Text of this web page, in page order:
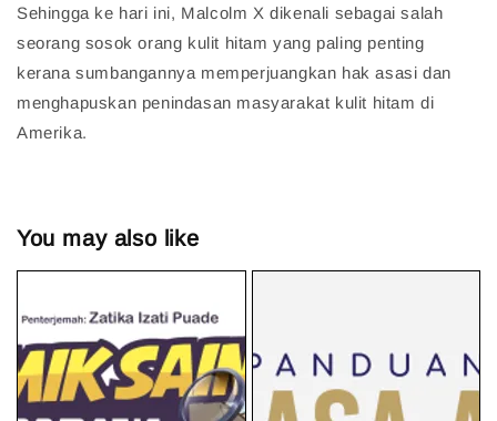
Sehingga ke hari ini, Malcolm X dikenali sebagai salah
seorang sosok orang kulit hitam yang paling penting
kerana sumbangannya memperjuangkan hak asasi dan
menghapuskan penindasan masyarakat kulit hitam di
Amerika.
You may also like